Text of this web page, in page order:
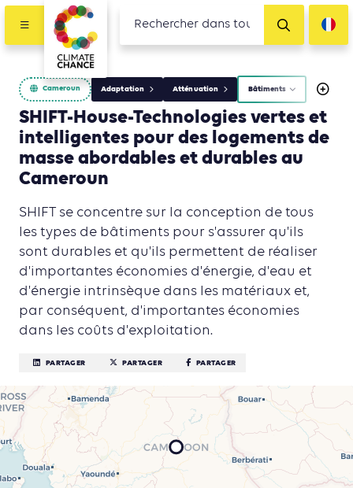
Cameroun Adaptation Atténuation Bâtiments
SHIFT-House-Technologies vertes et
intelligentes pour des logements de
masse abordables et durables au
Cameroun
SHIFT se concentre sur la conception de tous
les types de bâtiments pour s'assurer qu'ils
sont durables et qu'ils permettent de réaliser
d'importantes économies d'énergie, d'eau et
d'énergie intrinsèque dans les matériaux et,
par conséquent, d'importantes économies
dans les coûts d'exploitation.
PARTAGER PARTAGER PARTAGER